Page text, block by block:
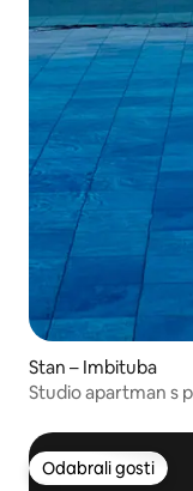
Stan – Imbituba
Studio apartman s
Odabrali gosti
Odabrali gosti